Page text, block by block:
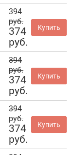
394
руб.
374
руб.
Купить
394
руб.
374
руб.
Купить
394
руб.
374
руб.
Купить